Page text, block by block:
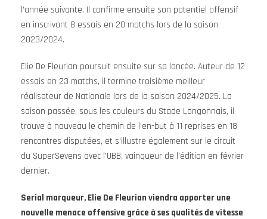
l’année suivante. Il confirme ensuite son potentiel offensif
en inscrivant 8 essais en 20 matchs lors de la saison
2023/2024.
Elie De Fleurian poursuit ensuite sur sa lancée. Auteur de 12
essais en 23 matchs, il termine troisième meilleur
réalisateur de Nationale lors de la saison 2024/2025. La
saison passée, sous les couleurs du Stade Langonnais, il
trouve à nouveau le chemin de l’en-but à 11 reprises en 18
rencontres disputées, et s’illustre également sur le circuit
du SuperSevens avec l’UBB, vainqueur de l’édition en février
dernier.
Serial marqueur, Elie De Fleurian viendra apporter une
nouvelle menace offensive grâce à ses qualités de vitesse